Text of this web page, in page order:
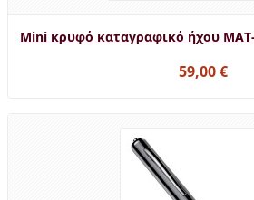
Mini κρυφό καταγραφικό ήχου
59,00 €